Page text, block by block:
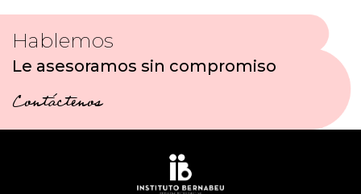
Hablemos
Le asesoramos sin compromiso
Contáctenos